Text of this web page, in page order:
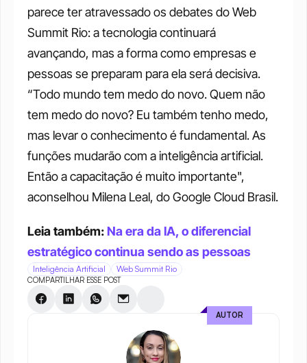
parece ter atravessado os debates do Web
Summit Rio: a tecnologia continuará
avançando, mas a forma como empresas e
pessoas se preparam para ela será decisiva.
“Todo mundo tem medo do novo. Quem não
tem medo do novo? Eu também tenho medo,
mas levar o conhecimento é fundamental. As
funções mudarão com a inteligência artificial.
Então a capacitação é muito importante",
aconselhou Milena Leal, do Google Cloud Brasil.
Leia também: Na era da IA, o diferencial
estratégico continua sendo as pessoas
Inteligência Artificial Web Summit Rio
COMPARTILHAR ESSE POST
AUTOR